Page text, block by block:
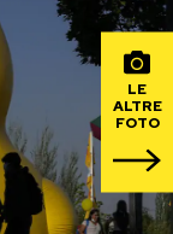
calcio 2026
LE
ALTRE
FOTO